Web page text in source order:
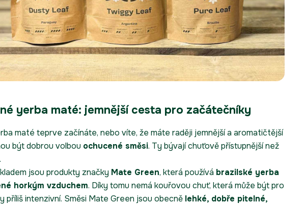
yerba maté: jemnější cesta pro začátečníky
maté teprve začínáte, nebo víte, že máte raději jemnější a aromatičtější
být dobrou volbou ochucené směsi. Ty bývají chuťově přístupnější než
jsou produkty značky Mate Green, která používá brazilské yerba
horkým vzduchem. Díky tomu nemá kouřovou chuť, která může být pro
příliš intenzivní. Směsi Mate Green jsou obecně lehké, dobře pitelné,